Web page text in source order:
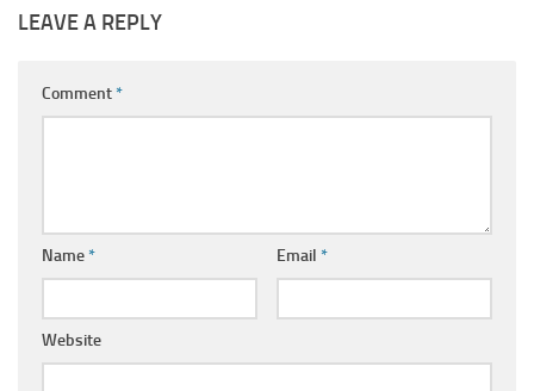
LEAVE A REPLY
Comment*
Name* Email *
Website